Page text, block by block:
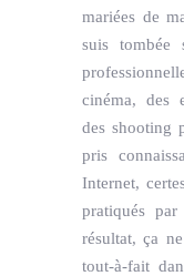
mariées de
suis tombée
cinéma, des
des shooting
pris
Internet,
pratiqués
résultat, ça
tout-à-fait